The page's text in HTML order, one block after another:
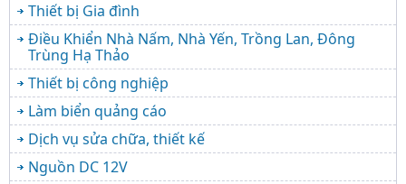
Thiết bị Gia đình
Điều Khiển Nhà Nấm, Nhà Yến, Trồng Lan, Đông
Trùng Hạ Thảo
Thiết bị công nghiệp
Làm biển quảng cáo
Dịch vụ sửa chữa, thiết kế
Nguồn DC 12V